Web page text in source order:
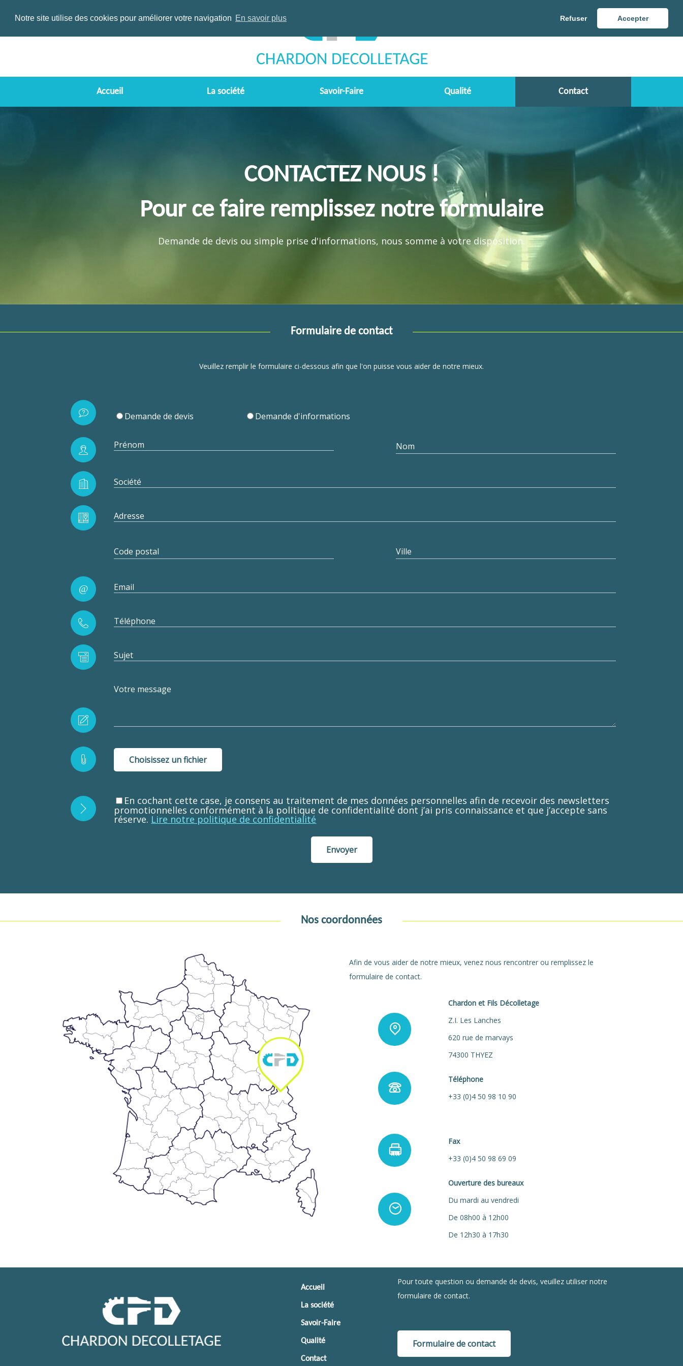
Notre site utilise des cookies pour améliorer votre navigation En savoir plus Refuser Accepter
Accueil La société Savoir-Faire Qualité Contact
CONTACTEZ NOUS !
Pour ce faire remplissez notre formulaire
Demande de devis ou simple prise d'informations, nous somme à votre disposition.
Formulaire de contact
Veuillez remplir le formulaire ci-dessous afin que l'on puisse vous aider de notre mieux.
Demande de devis Demande d'informations
Prénom Nom
Société
Adresse
Code postal Ville
Email
Téléphone
Sujet
Votre message
Choisissez un fichier
En cochant cette case, je consens au traitement de mes données personnelles afin de recevoir des newsletters
promotionnelles conformément à la politique de confidentialité dont j’ai pris connaissance et que j’accepte sans
réserve. Lire notre politique de confidentialité
Nos coordonnées
Afin de vous aider de notre mieux, venez nous rencontrer ou remplissez le
formulaire de contact.
Chardon et Fils Décolletage
Z.I. Les Lanches
620 rue de marvays
74300 THYEZ
Téléphone
+33 (0)4 50 98 10 90
Fax
+33 (0)4 50 98 69 09
Ouverture des bureaux
Du mardi au vendredi
De 08h00 à 12h00
De 12h30 à 17h30
Accueil
La société
Savoir-Faire
Qualité
Contact
Pour toute question ou demande de devis, veuillez utiliser notre
formulaire de contact.
Formulaire de contact